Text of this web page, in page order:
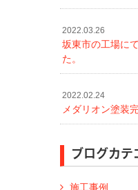
2022.03.26
坂東市の工場に
た。
2022.02.24
メダリオン塗装
ブログカテ
施工事例